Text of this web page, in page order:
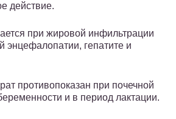
действие.
при жировой инфильтрации
энцефалопатии, гепатите и
противопоказан при почечной
и в период лактации.